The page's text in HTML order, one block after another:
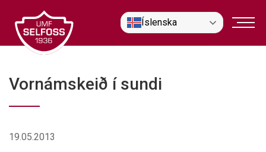
efni
Íslenska
Vornámskeið í sundi
19.05.2013